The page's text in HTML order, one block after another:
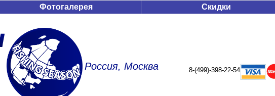
Фотогалерея Скидки
Россия, Москва 8-(499)-398-22-54